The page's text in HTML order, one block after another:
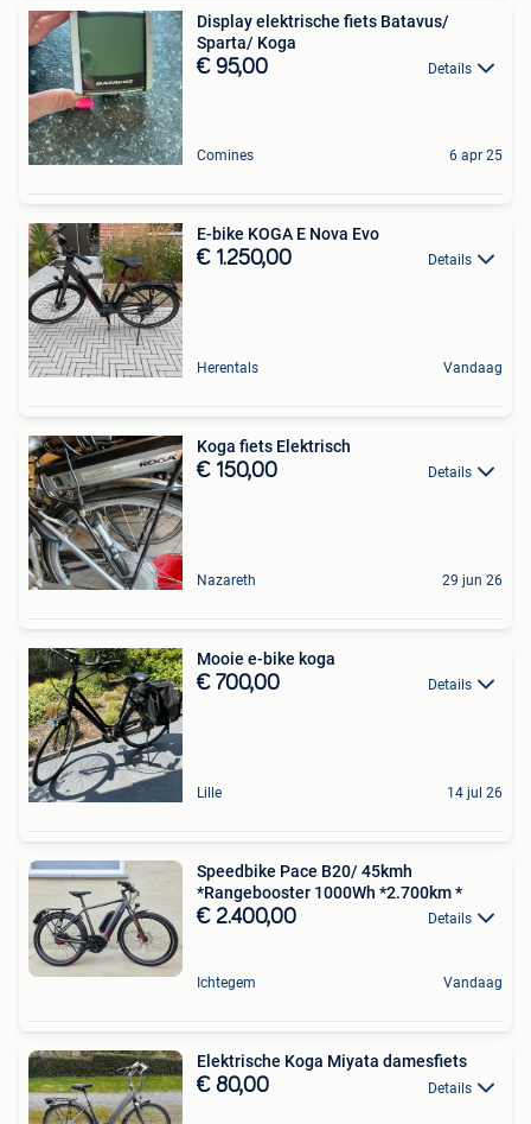
Display elektrische fiets Batavus/
Sparta/ Koga
€ 95,00 Details
Comines 6 apr 25
E-bike KOGA E Nova Evo
€ 1.250,00 Details
Herentals Vandaag
Koga fiets Elektrisch
€ 150,00 Details
Nazareth 29 jun 26
Mooie e-bike koga
€ 700,00 Details
Lille 14 jul 26
Speedbike Pace B20/ 45kmh
*Rangebooster 1000Wh *2.700km *
€ 2.400,00 Details
Ichtegem Vandaag
Elektrische Koga Miyata damesfiets
€ 80,00 Details